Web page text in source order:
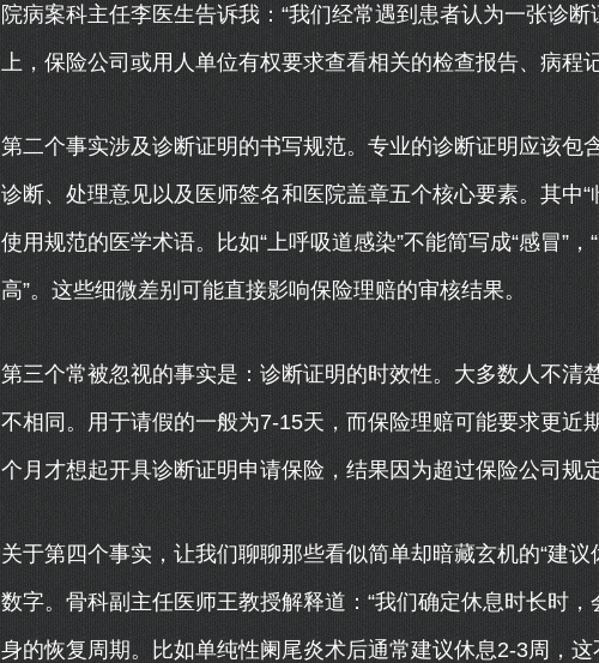
院病案科主任李医生告诉我：“我们经常遇到患者认为一张诊
上，保险公司或用人单位有权要求查看相关的检查报告、病程
第二个事实涉及诊断证明的书写规范。专业的诊断证明应该包
诊断、处理意见以及医师签名和医院盖章五个核心要素。其
使用规范的医学术语。比如“上呼吸道感染”不能简写成“感冒”
高”。这些细微差别可能直接影响保险理赔的审核结果。
第三个常被忽视的事实是：诊断证明的时效性。大多数人不清
不相同。用于请假的一般为7-15天，而保险理赔可能要求更近
个月才想起开具诊断证明申请保险，结果因为超过保险公司规
关于第四个事实，让我们聊聊那些看似简单却暗藏玄机的“建
数字。骨科副主任医师王教授解释道：“我们确定休息时长时
身的恢复周期。比如单纯性阑尾炎术后通常建议休息2-3周，